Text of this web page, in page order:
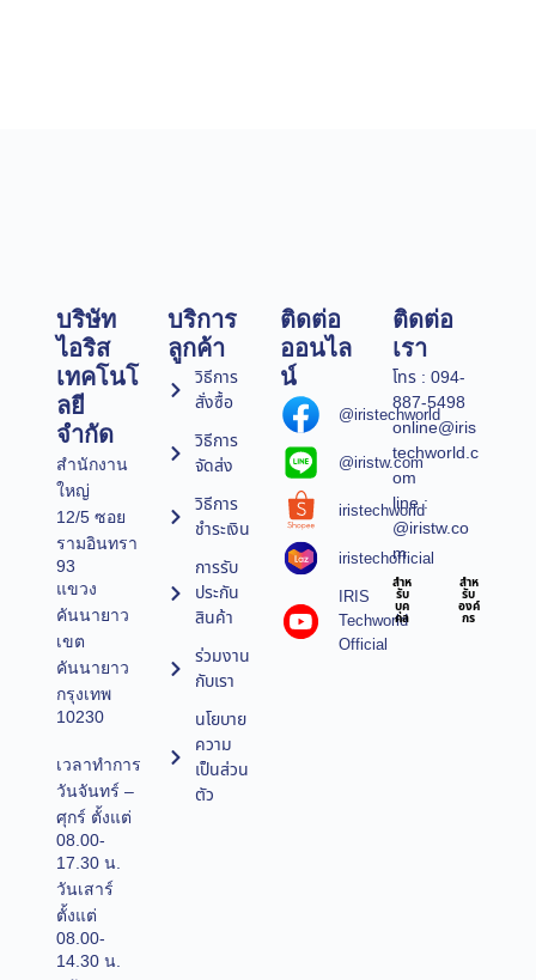
บริษัท
ไอริส
เทคโนโ
ลยี
จำกัด
สำนักงาน
ใหญ่
12/5 ซอย
รามอินทรา
93
แขวง
คันนายาว
เขต
คันนายาว
กรุงเทพ
10230
เวลาทำการ
วันจันทร์ –
ศุกร์ ตั้งแต่
08.00-
17.30 น.
วันเสาร์
ตั้งแต่
08.00-
14.30 น.
บริการ
ลูกค้า
วิธีการ
สั่งซื้อ
วิธีการ
จัดส่ง
วิธีการ
ชำระเงิน
การรับ
ประกัน
สินค้า
ร่วมงาน
กับเรา
นโยบาย
ความ
เป็นส่วน
ตัว
ติดต่อ
ออนไล
น์
@iristechworld
@iristw.com
iristechworld
iristechofficial
IRIS
Techworld
Official
ติดต่อ
เรา
โทร : 094-
887-5498
online@iris
techworld.c
om
line :
@iristw.co
m
สำห
รับ
บุค
คล
สำห
รับ
องค์
กร